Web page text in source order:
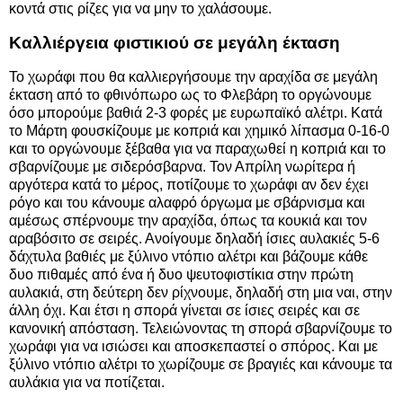
κοντά στις ρίζες για να μην το χαλάσουμε.
Καλλιέργεια φιστικιού σε μεγάλη έκταση
Το χωράφι που θα καλλιεργήσουμε την αραχίδα σε μεγάλη
έκταση από το φθινόπωρο ως το Φλεβάρη το οργώνουμε
όσο μπορούμε βαθιά 2-3 φορές με ευρωπαϊκό αλέτρι. Κατά
το Μάρτη φουσκίζουμε με κοπριά και χημικό λίπασμα 0-16-0
και το οργώνουμε ξέβαθα για να παραχωθεί η κοπριά και το
σβαρνίζουμε με σιδερόσβαρνα. Τον Απρίλη νωρίτερα ή
αργότερα κατά το μέρος, ποτίζουμε το χωράφι αν δεν έχει
ρόγο και του κάνουμε αλαφρό όργωμα με σβάρνισμα και
αμέσως σπέρνουμε την αραχίδα, όπως τα κουκιά και τον
αραβόσιτο σε σειρές. Ανοίγουμε δηλαδή ίσιες αυλακιές 5-6
δάχτυλα βαθιές με ξύλινο ντόπιο αλέτρι και βάζουμε κάθε
δυο πιθαμές από ένα ή δυο ψευτοφιστίκια στην πρώτη
αυλακιά, στη δεύτερη δεν ρίχνουμε, δηλαδή στη μια ναι, στην
άλλη όχι. Και έτσι η σπορά γίνεται σε ίσιες σειρές και σε
κανονική απόσταση. Τελειώνοντας τη σπορά σβαρνίζουμε το
χωράφι για να ισιώσει και αποσκεπαστεί ο σπόρος. Και με
ξύλινο ντόπιο αλέτρι το χωρίζουμε σε βραγιές και κάνουμε τα
αυλάκια για να ποτίζεται.